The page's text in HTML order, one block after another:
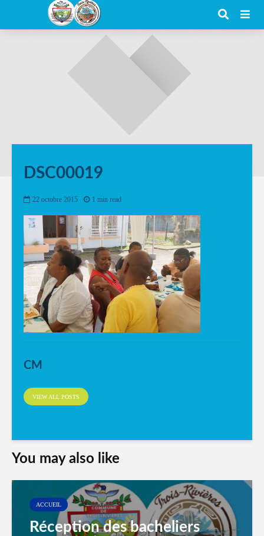
DSC00019
22 octobre 2015 1 min read
CM
VIEW ALL POSTS
You may also like
ACCUEIL
Réception des bacheliers